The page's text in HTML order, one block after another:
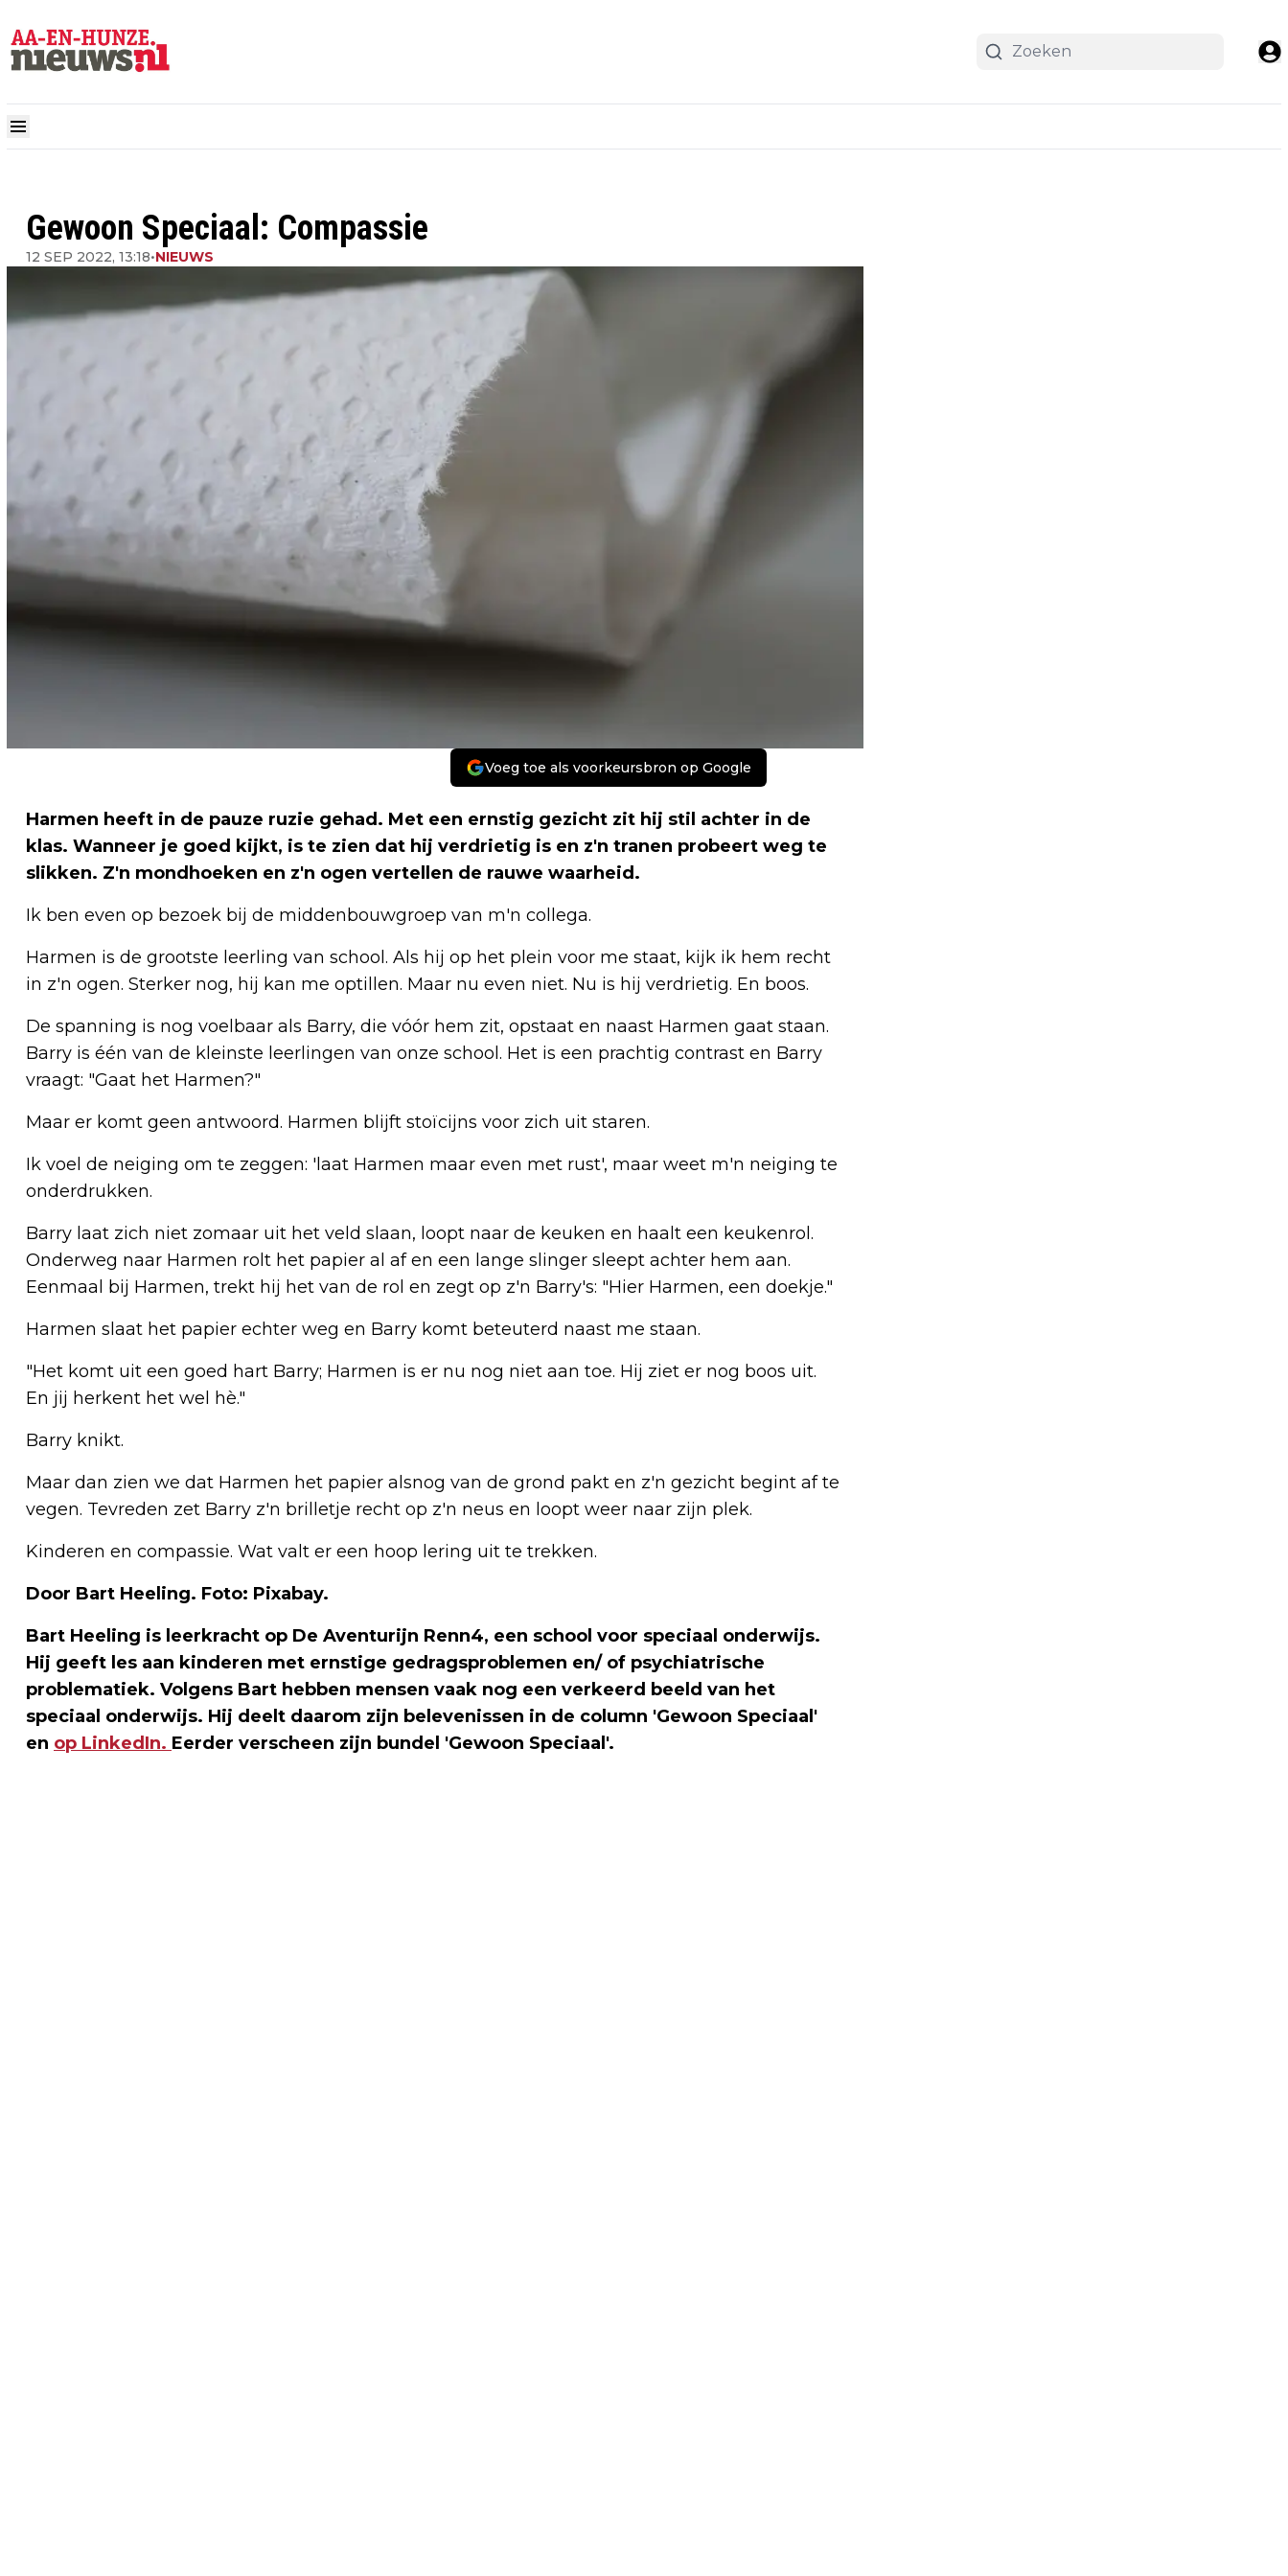
Gewoon Speciaal: Compassie
12 SEP 2022, 13:18•NIEUWS
Voeg toe als voorkeursbron op Google
Harmen heeft in de pauze ruzie gehad. Met een ernstig gezicht zit hij stil achter in de
klas. Wanneer je goed kijkt, is te zien dat hij verdrietig is en z'n tranen probeert weg te
slikken. Z'n mondhoeken en z'n ogen vertellen de rauwe waarheid.
Ik ben even op bezoek bij de middenbouwgroep van m'n collega.
Harmen is de grootste leerling van school. Als hij op het plein voor me staat, kijk ik hem recht
in z'n ogen. Sterker nog, hij kan me optillen. Maar nu even niet. Nu is hij verdrietig. En boos.
De spanning is nog voelbaar als Barry, die vóór hem zit, opstaat en naast Harmen gaat staan.
Barry is één van de kleinste leerlingen van onze school. Het is een prachtig contrast en Barry
vraagt: "Gaat het Harmen?"
Maar er komt geen antwoord. Harmen blijft stoïcijns voor zich uit staren.
Ik voel de neiging om te zeggen: 'laat Harmen maar even met rust', maar weet m'n neiging te
onderdrukken.
Barry laat zich niet zomaar uit het veld slaan, loopt naar de keuken en haalt een keukenrol.
Onderweg naar Harmen rolt het papier al af en een lange slinger sleept achter hem aan.
Eenmaal bij Harmen, trekt hij het van de rol en zegt op z'n Barry's: "Hier Harmen, een doekje."
Harmen slaat het papier echter weg en Barry komt beteuterd naast me staan.
"Het komt uit een goed hart Barry; Harmen is er nu nog niet aan toe. Hij ziet er nog boos uit.
En jij herkent het wel hè."
Barry knikt.
Maar dan zien we dat Harmen het papier alsnog van de grond pakt en z'n gezicht begint af te
vegen. Tevreden zet Barry z'n brilletje recht op z'n neus en loopt weer naar zijn plek.
Kinderen en compassie. Wat valt er een hoop lering uit te trekken.
Door Bart Heeling. Foto: Pixabay.
Bart Heeling is leerkracht op De Aventurijn Renn4, een school voor speciaal onderwijs.
Hij geeft les aan kinderen met ernstige gedragsproblemen en/ of psychiatrische
problematiek. Volgens Bart hebben mensen vaak nog een verkeerd beeld van het
speciaal onderwijs. Hij deelt daarom zijn belevenissen in de column 'Gewoon Speciaal'
en op LinkedIn. Eerder verscheen zijn bundel 'Gewoon Speciaal'.